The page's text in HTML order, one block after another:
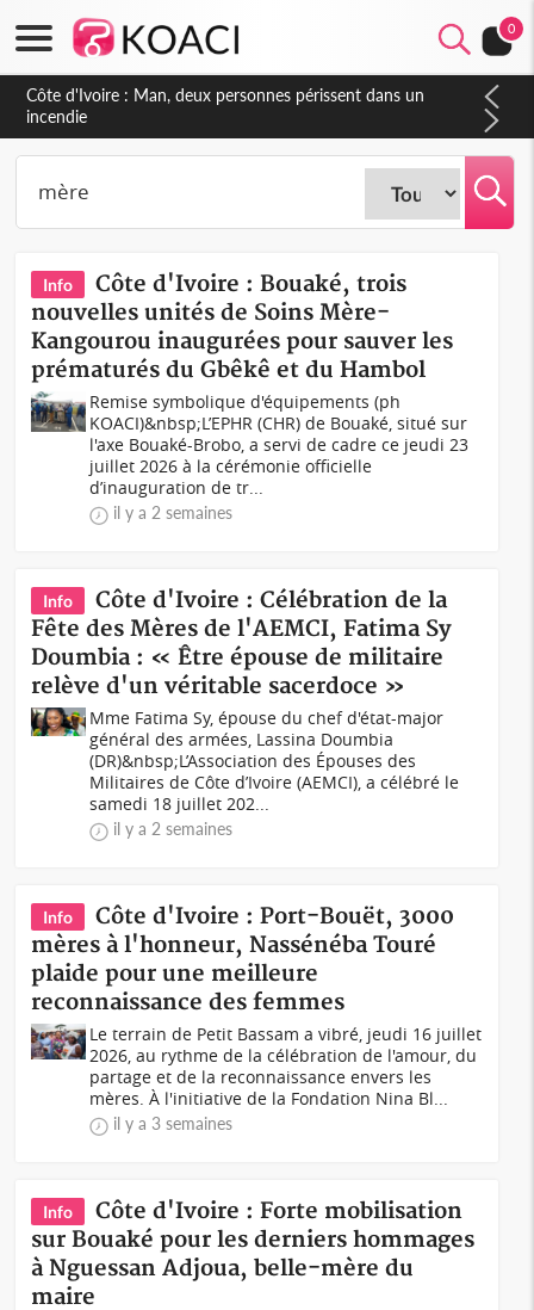
0
Côte d'Ivoire : Séileu, la célébration de la fête nationale
transformée en vaste campagne contre les produits
dépigmentants dangereux
Info
Côte d'Ivoire : Bouaké, trois
nouvelles unités de Soins Mère-
Kangourou inaugurées pour sauver les
prématurés du Gbêkê et du Hambol
Remise symbolique d'équipements (ph
KOACI)&nbsp;L’EPHR (CHR) de Bouaké, situé sur
l'axe Bouaké-Brobo, a servi de cadre ce jeudi 23
juillet 2026 à la cérémonie officielle
d’inauguration de tr...
il y a 2 semaines
Info
Côte d'Ivoire : Célébration de la
Fête des Mères de l'AEMCI, Fatima Sy
Doumbia : « Être épouse de militaire
relève d'un véritable sacerdoce »
Mme Fatima Sy, épouse du chef d'état-major
général des armées, Lassina Doumbia
(DR)&nbsp;L’Association des Épouses des
Militaires de Côte d’Ivoire (AEMCI), a célébré le
samedi 18 juillet 202...
il y a 2 semaines
Info
Côte d'Ivoire : Port-Bouët, 3000
mères à l'honneur, Nassénéba Touré
plaide pour une meilleure
reconnaissance des femmes
Le terrain de Petit Bassam a vibré, jeudi 16 juillet
2026, au rythme de la célébration de l'amour, du
partage et de la reconnaissance envers les
mères. À l'initiative de la Fondation Nina Bl...
il y a 3 semaines
Info
Côte d'Ivoire : Forte mobilisation
sur Bouaké pour les derniers hommages
à Nguessan Adjoua, belle-mère du
maire